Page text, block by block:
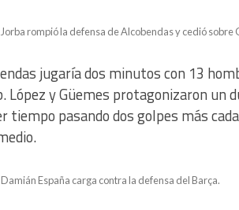
rompió la defensa de Alcobendas y cedió
jugaría dos minutos con 13
López y Güemes protagonizaron
tiempo pasando dos golpes más
España carga contra la defensa del Barça.